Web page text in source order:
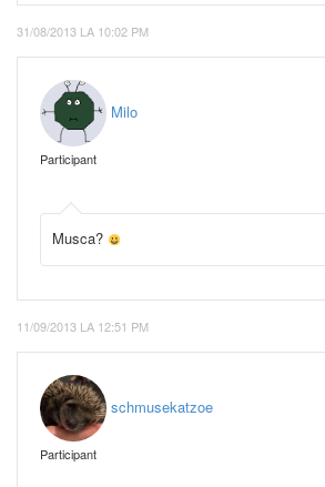
31/08/2013 LA 10:02 PM
Milo
Participant
Musca?
11/09/2013 LA 12:51 PM
schmusekatzoe
Participant